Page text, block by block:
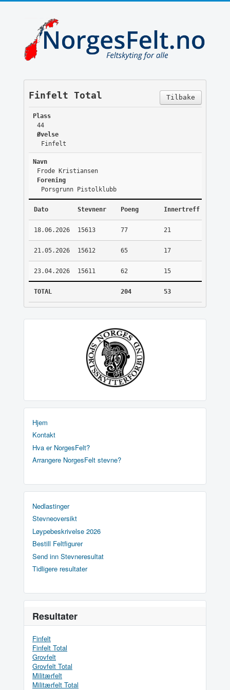
Tilbake
Finfelt Total
Plass
44
Øvelse
Finfelt
Navn
Frode Kristiansen
Forening
Porsgrunn Pistolklubb
Dato Stevnenr Poeng Innertreff
18.06.2026 15613 77 21
21.05.2026 15612 65 17
23.04.2026 15611 62 15
TOTAL 204 53
Hjem
Kontakt
Hva er NorgesFelt?
Arrangere NorgesFelt stevne?
Nedlastinger
Stevneoversikt
Løypebeskrivelse 2026
Bestill Feltfigurer
Send inn Stevneresultat
Tidligere resultater
Resultater
Finfelt
Finfelt Total
Grovfelt
Grovfelt Total
Militærfelt
Militærfelt Total